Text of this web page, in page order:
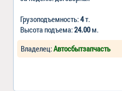
Грузоподъемность:4т.
Высота подъема:24.00м.
Владелец:Автосбытзапчасть